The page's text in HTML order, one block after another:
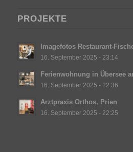
PROJEKTE
Imagefotos Restaurant-
16. September 2025 - 23:14
Ferienwohnung in Übersee
16. September 2025 - 22:36
Arztpraxis Orthos, Prien
16. September 2025 - 22:25